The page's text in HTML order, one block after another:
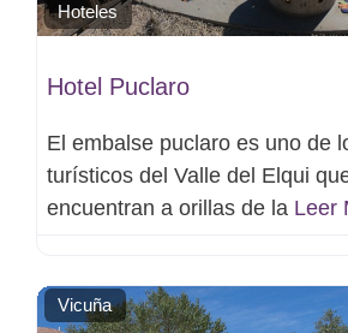
Hoteles
Hotel Puclaro
El embalse puclaro es uno de
turísticos del Valle del Elqui
encuentran a orillas de la Leer
Vicuña